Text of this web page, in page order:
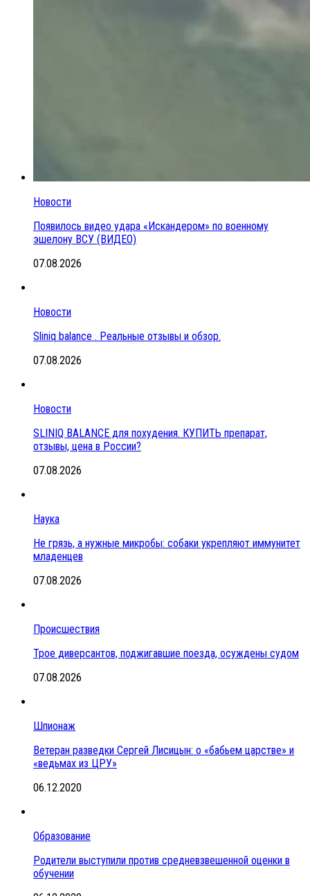
Новости
Появилось видео удара «Искандером» по военному
эшелону ВСУ (ВИДЕО)
07.08.2026
Новости
Sliniq balance . Реальные отзывы и обзор.
07.08.2026
Новости
SLINIQ BALANCE для похудения. КУПИТЬ препарат,
отзывы, цена в России?
07.08.2026
Наука
Не грязь, а нужные микробы: собаки укрепляют иммунитет
младенцев
07.08.2026
Происшествия
Трое диверсантов, поджигавшие поезда, осуждены судом
07.08.2026
Шпионаж
Ветеран разведки Сергей Лисицын: о «бабьем царстве» и
«ведьмах из ЦРУ»
06.12.2020
Образование
Родители выступили против средневзвешенной оценки в
обучении